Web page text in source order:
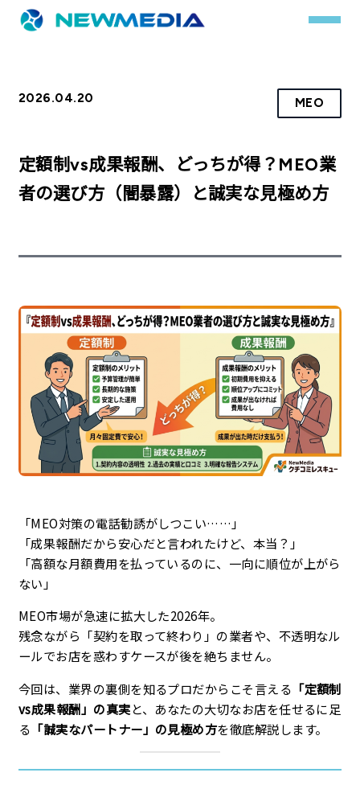
事業内容
サービス一覧
クチコミレスキュー
お客様の声
会社概要
企業理念
最新情報
お知らせ
お問い合わせ
プライバシーポリシー
2026.04.20 MEO
定額制vs成果報酬、どっちが得？MEO業
者の選び方（闇暴露）と誠実な見極め方
「MEO対策の電話勧誘がしつこい……」
「成果報酬だから安心だと言われたけど、本当？」
「高額な月額費用を払っているのに、一向に順位が上がら
ない」
MEO市場が急速に拡大した2026年。
残念ながら「契約を取って終わり」の業者や、不透明なル
ールでお店を惑わすケースが後を絶ちません。
今回は、業界の裏側を知るプロだからこそ言える 「定額制
vs成果報酬」の真実と、あなたの大切なお店を任せるに足
る 「誠実なパートナー」の見極め方を徹底解説します。